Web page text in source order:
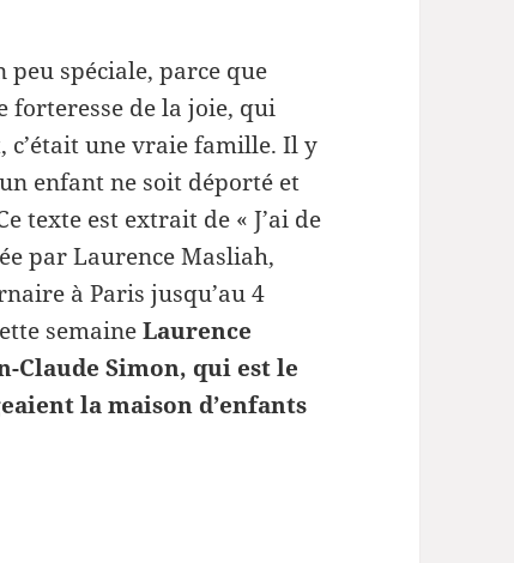
peu spéciale, parce que
forteresse de la joie, qui
c’était une vraie famille. Il y
enfant ne soit déporté et
texte est extrait de « J’ai de
par Laurence Masliah,
à Paris jusqu’au 4
semaineLaurence
Claude Simon, qui est le
la maison d’enfants